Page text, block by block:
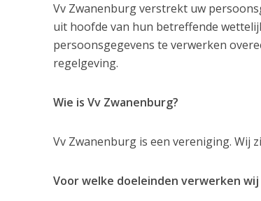
Vv Zwanenburg verstrekt uw
uit hoofde van hun betreffende
persoonsgegevens te verwerken
regelgeving.
Wie is Vv Zwanenburg?
Vv Zwanenburg is een vereniging. Wij
Voor welke doeleinden verwerken